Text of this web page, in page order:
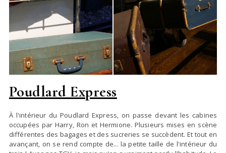
Poudlard Express
À l'intérieur du Poudlard Express, on passe devant les cabines
occupées par Harry, Ron et Hermione. Plusieurs mises en scène
différentes des bagages et des sucreries se succèdent. Et tout en
avançant, on se rend compte de... la petite taille de l'intérieur du